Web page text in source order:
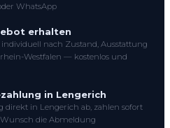
WhatsApp
erhalten
nach Zustand, Ausstattung
Westfalen — kostenlos und
in Lengerich
direkt in Lengerich ab, zahlen sofort
die Abmeldung